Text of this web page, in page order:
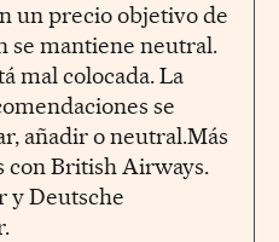
un precio objetivo de
se mantiene neutral.
mal colocada. La
se
añadir o neutral.Más
con British Airways.
y Deutsche